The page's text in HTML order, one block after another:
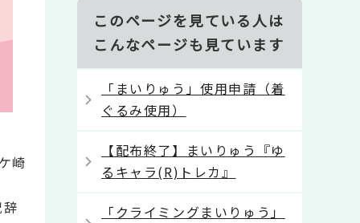
崎
このページを見ている人は
こんなページも見ています
「まいりゅう」使用申請（着
ぐるみ使用）
【配布終了】まいりゅう『ゆ
るキャラ(R)トレカ』
「クライミングまいりゅう」